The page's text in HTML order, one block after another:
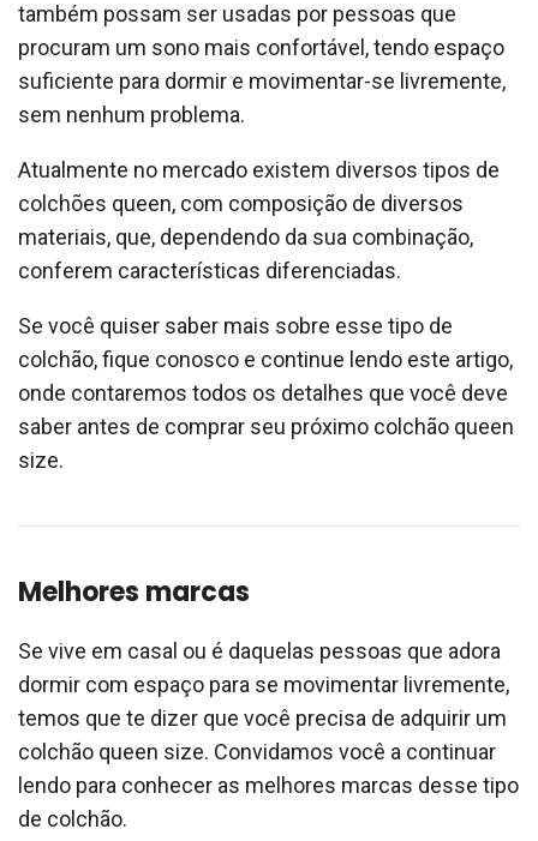
também possam ser usadas por pessoas que
procuram um sono mais confortável, tendo espaço
suficiente para dormir e movimentar-se livremente,
sem nenhum problema.
Atualmente no mercado existem diversos tipos de
colchões queen, com composição de diversos
materiais, que, dependendo da sua combinação,
conferem características diferenciadas.
Se você quiser saber mais sobre esse tipo de
colchão, fique conosco e continue lendo este artigo,
onde contaremos todos os detalhes que você deve
saber antes de comprar seu próximo colchão queen
size.
Melhores marcas
Se vive em casal ou é daquelas pessoas que adora
dormir com espaço para se movimentar livremente,
temos que te dizer que você precisa de adquirir um
colchão queen size. Convidamos você a continuar
lendo para conhecer as melhores marcas desse tipo
de colchão.